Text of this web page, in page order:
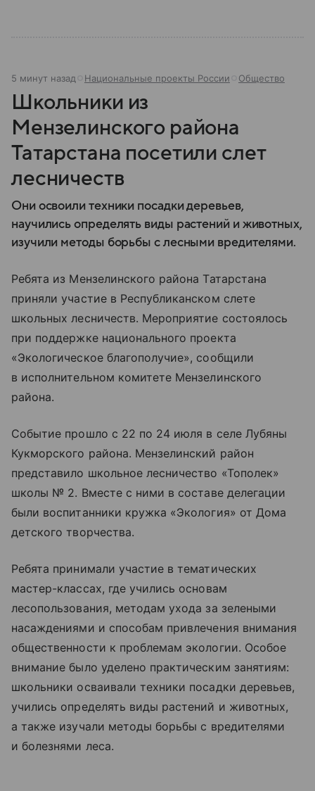
5 минут назад Национальные проекты России Общество
Школьники из
Мензелинского района
Татарстана посетили слет
лесничеств
Они освоили техники посадки деревьев,
научились определять виды растений и животных,
изучили методы борьбы с лесными вредителями.
Ребята из Мензелинского района Татарстана
приняли участие в Республиканском слете
школьных лесничеств. Мероприятие состоялось
при поддержке национального проекта
«Экологическое благополучие», сообщили
в исполнительном комитете Мензелинского
района.
Событие прошло с 22 по 24 июля в селе Лубяны
Кукморского района. Мензелинский район
представило школьное лесничество «Тополек»
школы № 2. Вместе с ними в составе делегации
были воспитанники кружка «Экология» от Дома
детского творчества.
Ребята принимали участие в тематических
мастер-классах, где учились основам
лесопользования, методам ухода за зелеными
насаждениями и способам привлечения внимания
общественности к проблемам экологии. Особое
внимание было уделено практическим занятиям:
школьники осваивали техники посадки деревьев,
учились определять виды растений и животных,
а также изучали методы борьбы с вредителями
и болезнями леса.